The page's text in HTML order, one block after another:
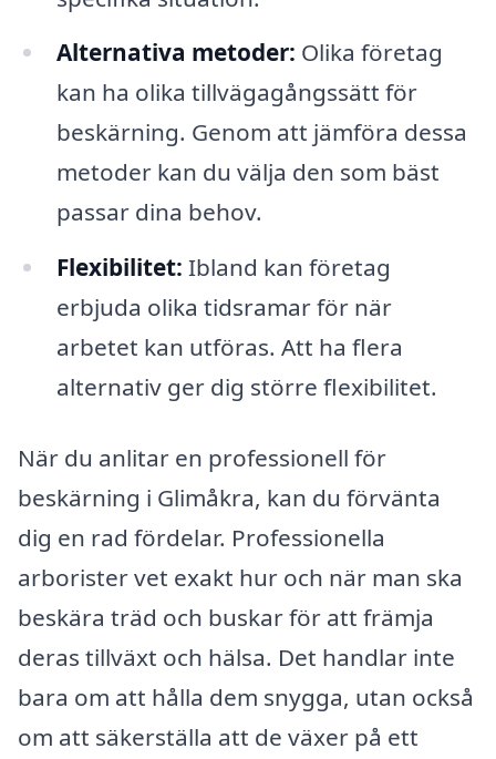
Alternativa metoder: Olika företag
kan ha olika tillvägagångssätt för
beskärning. Genom att jämföra dessa
metoder kan du välja den som bäst
passar dina behov.
Flexibilitet: Ibland kan företag
erbjuda olika tidsramar för när
arbetet kan utföras. Att ha flera
alternativ ger dig större flexibilitet.
När du anlitar en professionell för
beskärning i Glimåkra, kan du förvänta
dig en rad fördelar. Professionella
arborister vet exakt hur och när man ska
beskära träd och buskar för att främja
deras tillväxt och hälsa. Det handlar inte
bara om att hålla dem snygga, utan också
om att säkerställa att de växer på ett